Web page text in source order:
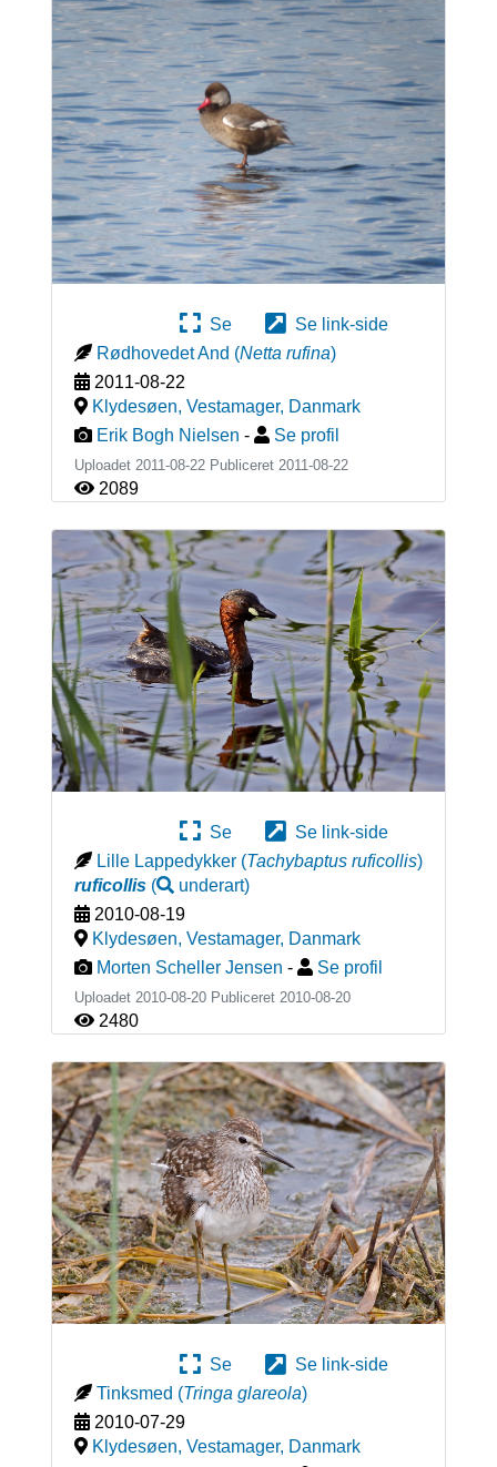
Se
Se link-side
Rødhovedet And (Netta rufina)
2011-08-22
Klydesøen, Vestamager, Danmark
Erik Bogh Nielsen - Se profil
Uploadet 2011-08-22 Publiceret 2011-08-22
2089
Se
Se link-side
Lille Lappedykker (Tachybaptus ruficollis)
ruficollis( underart)
2010-08-19
Klydesøen, Vestamager, Danmark
Morten Scheller Jensen - Se profil
Uploadet 2010-08-20 Publiceret 2010-08-20
2480
Se
Se link-side
Tinksmed (Tringa glareola)
2010-07-29
Klydesøen, Vestamager, Danmark